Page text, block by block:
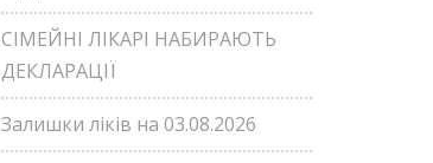
СІМЕЙНІ ЛІКАРІ НАБИРАЮТЬ
ДЕКЛАРАЦІЇ
Залишки ліків на 03.08.2026